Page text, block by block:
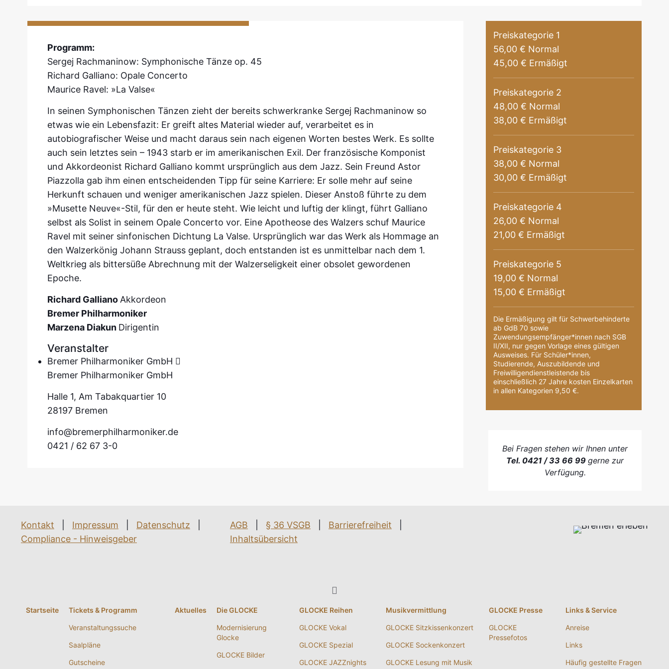
Programm:
Sergej Rachmaninow: Symphonische Tänze op. 45
Richard Galliano: Opale Concerto
Maurice Ravel: »La Valse«
In seinen Symphonischen Tänzen zieht der bereits schwerkranke Sergej Rachmaninow so
etwas wie ein Lebensfazit: Er greift altes Material wieder auf, verarbeitet es in
autobiografischer Weise und macht daraus sein nach eigenen Worten bestes Werk. Es sollte
auch sein letztes sein – 1943 starb er im amerikanischen Exil. Der französische Komponist
und Akkordeonist Richard Galliano kommt ursprünglich aus dem Jazz. Sein Freund Astor
Piazzolla gab ihm einen entscheidenden Tipp für seine Karriere: Er solle mehr auf seine
Herkunft schauen und weniger amerikanischen Jazz spielen. Dieser Anstoß führte zu dem
»Musette Neuve«-Stil, für den er heute steht. Wie leicht und luftig der klingt, führt Galliano
selbst als Solist in seinem Opale Concerto vor. Eine Apotheose des Walzers schuf Maurice
Ravel mit seiner sinfonischen Dichtung La Valse. Ursprünglich war das Werk als Hommage an
den Walzerkönig Johann Strauss geplant, doch entstanden ist es unmittelbar nach dem 1.
Weltkrieg als bittersüße Abrechnung mit der Walzerseligkeit einer obsolet gewordenen
Epoche.
Richard Galliano Akkordeon
Bremer Philharmoniker
Marzena Diakun Dirigentin
Veranstalter
Bremer Philharmoniker GmbH
Bremer Philharmoniker GmbH
Halle 1, Am Tabakquartier 10
28197 Bremen
info@bremerphilharmoniker.de
0421 / 62 67 3-0
Preiskategorie 1
56,00 € Normal
45,00 € Ermäßigt
Preiskategorie 2
48,00 € Normal
38,00 € Ermäßigt
Preiskategorie 3
38,00 € Normal
30,00 € Ermäßigt
Preiskategorie 4
26,00 € Normal
21,00 € Ermäßigt
Preiskategorie 5
19,00 € Normal
15,00 € Ermäßigt
Die Ermäßigung gilt für Schwerbehinderte
ab GdB 70 sowie
Zuwendungsempfänger*innen nach SGB
II/XII, nur gegen Vorlage eines gültigen
Ausweises. Für Schüler*innen,
Studierende, Auszubildende und
Freiwilligendienstleistende bis
einschließlich 27 Jahre kosten Einzelkarten
in allen Kategorien 9,50 €.
Bei Fragen stehen wir Ihnen unter
Tel. 0421 / 33 66 99gerne zur
Verfügung.
Kontakt Impressum Datenschutz
Compliance - Hinweisgeber
AGB § 36 VSGB Barrierefreiheit
Inhaltsübersicht
Startseite Tickets & Programm
Veranstaltungssuche
Saalpläne
Gutscheine
Aktuelles Die GLOCKE
Modernisierung
Glocke
GLOCKE Bilder
GLOCKE Reihen
GLOCKE Vokal
GLOCKE Spezial
GLOCKE JAZZnights
Musikvermittlung
GLOCKE Sitzkissenkonzert
GLOCKE Sockenkonzert
GLOCKE Lesung mit Musik
GLOCKE Presse
GLOCKE
Pressefotos
Links & Service
Anreise
Links
Häufig gestellte Fragen